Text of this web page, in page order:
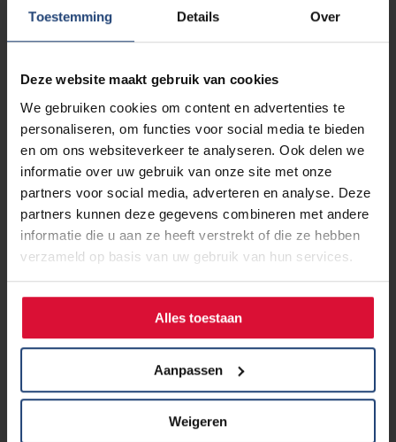
Toestemming Details Over
Deze website maakt gebruik van cookies
We gebruiken cookies om content en advertenties te
personaliseren, om functies voor social media te bieden
en om ons websiteverkeer te analyseren. Ook delen we
informatie over uw gebruik van onze site met onze
partners voor social media, adverteren en analyse. Deze
partners kunnen deze gegevens combineren met andere
informatie die u aan ze heeft verstrekt of die ze hebben
verzameld op basis van uw gebruik van hun services.
Alles toestaan
Aanpassen
Weigeren
4 juli 2022
Doe mee en vul de enquête in
over welke zorg je wilt krijgen
Lees verder